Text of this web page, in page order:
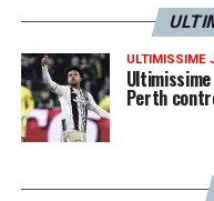
ULTIMISSIME
Ultimissime
Perth